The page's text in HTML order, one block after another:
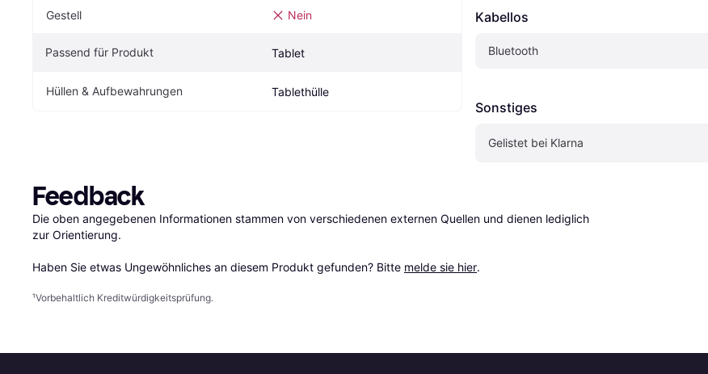
Gestell Nein
Passend für Produkt Tablet
Hüllen & Aufbewahrungen Tablethülle
Kabellos
Bluetooth
Sonstiges
Gelistet bei Klarna
Feedback
Die oben angegebenen Informationen stammen von verschiedenen externen Quellen und dienen lediglich
zur Orientierung.
Haben Sie etwas Ungewöhnliches an diesem Produkt gefunden? Bitte melde sie hier.
¹Vorbehaltlich Kreditwürdigkeitsprüfung.